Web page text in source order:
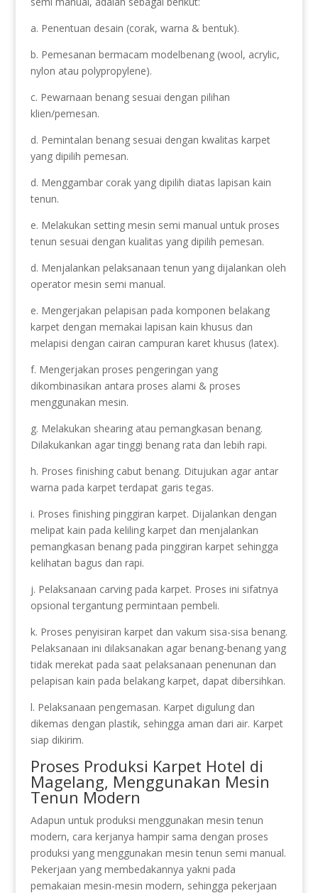
a. Penentuan desain (corak, warna & bentuk).
b. Pemesanan bermacam modelbenang (wool, acrylic,
nylon atau polypropylene).
c. Pewarnaan benang sesuai dengan pilihan
klien/pemesan.
d. Pemintalan benang sesuai dengan kwalitas karpet
yang dipilih pemesan.
d. Menggambar corak yang dipilih diatas lapisan kain
tenun.
e. Melakukan setting mesin semi manual untuk proses
tenun sesuai dengan kualitas yang dipilih pemesan.
d. Menjalankan pelaksanaan tenun yang dijalankan oleh
operator mesin semi manual.
e. Mengerjakan pelapisan pada komponen belakang
karpet dengan memakai lapisan kain khusus dan
melapisi dengan cairan campuran karet khusus (latex).
f. Mengerjakan proses pengeringan yang
dikombinasikan antara proses alami & proses
menggunakan mesin.
g. Melakukan shearing atau pemangkasan benang.
Dilakukankan agar tinggi benang rata dan lebih rapi.
h. Proses finishing cabut benang. Ditujukan agar antar
warna pada karpet terdapat garis tegas.
i. Proses finishing pinggiran karpet. Dijalankan dengan
melipat kain pada keliling karpet dan menjalankan
pemangkasan benang pada pinggiran karpet sehingga
kelihatan bagus dan rapi.
j. Pelaksanaan carving pada karpet. Proses ini sifatnya
opsional tergantung permintaan pembeli.
k. Proses penyisiran karpet dan vakum sisa-sisa benang.
Pelaksanaan ini dilaksanakan agar benang-benang yang
tidak merekat pada saat pelaksanaan penenunan dan
pelapisan kain pada belakang karpet, dapat dibersihkan.
l. Pelaksanaan pengemasan. Karpet digulung dan
dikemas dengan plastik, sehingga aman dari air. Karpet
siap dikirim.
Proses Produksi Karpet Hotel di
Magelang, Menggunakan Mesin
Tenun Modern
Adapun untuk produksi menggunakan mesin tenun
modern, cara kerjanya hampir sama dengan proses
produksi yang menggunakan mesin tenun semi manual.
Pekerjaan yang membedakannya yakni pada
pemakaian mesin-mesin modern, sehingga pekerjaan